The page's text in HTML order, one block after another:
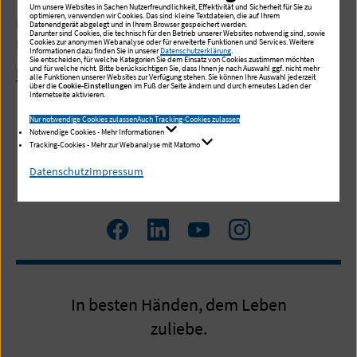
Ein spezialisiertes Team aus Ärzten, Ärztinnen und
Pflegekräften steht für Sie bereit.
Mehr lesen
Zum
Facebook
Zum
LinkedIn
Zum
YouTube
Zum
Instagram
In besten Händen, dem Leben
zuliebe.
Um unsere Websites in Sachen Nutzerfreundlichkeit, Effektivität und Sicherheit für Sie zu
optimieren, verwenden wir Cookies. Das sind kleine Textdateien, die auf Ihrem
Datenendgerät abgelegt und in Ihrem Browser gespeichert werden.
Darunter sind Cookies, die technisch für den Betrieb unserer Websites notwendig sind, sowie
Cookies zur anonymen Webanalyse oder für erweiterte Funktionen und Services. Weitere
Informationen dazu finden Sie in unsererDatenschutzerklärung.
Sie entscheiden, für welche Kategorien Sie dem Einsatz von Cookies zustimmen möchten
und für welche nicht. Bitte berücksichtigen Sie, dass Ihnen je nach Auswahl ggf. nicht mehr
alle Funktionen unserer Websites zur Verfügung stehen. Sie können Ihre Auswahl jederzeit
über dieCookie-Einstellungen im Fuß der Seite ändern und durch erneutes Laden der
Internetseite aktivieren.
Nur notwendige Cookies zulassenAuch Tracking-Cookies zulassen
Notwendige Cookies - Mehr Informationen
Tracking-Cookies - Mehr zur Webanalyse mit Matomo
DatenschutzImpressum